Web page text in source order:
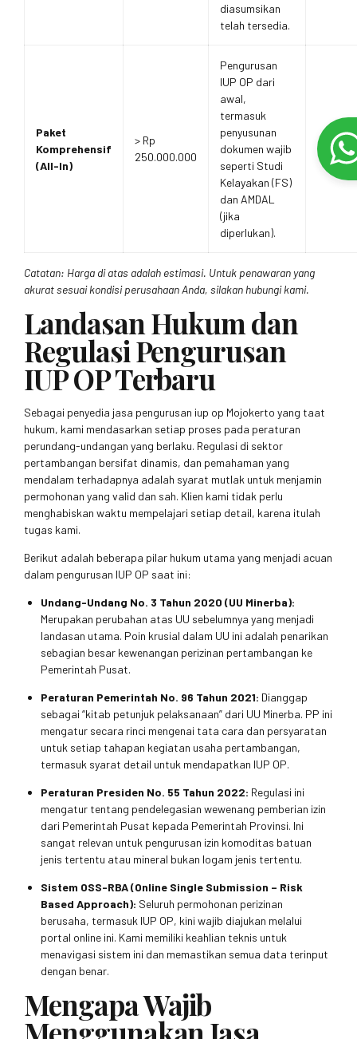
diasumsikan
telah tersedia.
Paket
Komprehensif
(All-In)
> Rp
250.000.000
Pengurusan
IUP OP dari
awal,
termasuk
penyusunan
dokumen wajib
seperti Studi
Kelayakan (FS)
dan AMDAL
(jika
diperlukan).
Catatan: Harga di atas adalah estimasi. Untuk penawaran yang
akurat sesuai kondisi perusahaan Anda, silakan hubungi kami.
Landasan Hukum dan
Regulasi Pengurusan
IUP OP Terbaru
Sebagai penyedia jasa pengurusan iup op Mojokerto yang taat
hukum, kami mendasarkan setiap proses pada peraturan
perundang-undangan yang berlaku. Regulasi di sektor
pertambangan bersifat dinamis, dan pemahaman yang
mendalam terhadapnya adalah syarat mutlak untuk menjamin
permohonan yang valid dan sah. Klien kami tidak perlu
menghabiskan waktu mempelajari setiap detail, karena itulah
tugas kami.
Berikut adalah beberapa pilar hukum utama yang menjadi acuan
dalam pengurusan IUP OP saat ini:
Undang-Undang No. 3 Tahun 2020 (UU Minerba):
Merupakan perubahan atas UU sebelumnya yang menjadi
landasan utama. Poin krusial dalam UU ini adalah penarikan
sebagian besar kewenangan perizinan pertambangan ke
Pemerintah Pusat.
Peraturan Pemerintah No. 96 Tahun 2021: Dianggap
sebagai “kitab petunjuk pelaksanaan” dari UU Minerba. PP ini
mengatur secara rinci mengenai tata cara dan persyaratan
untuk setiap tahapan kegiatan usaha pertambangan,
termasuk syarat detail untuk mendapatkan IUP OP.
Peraturan Presiden No. 55 Tahun 2022: Regulasi ini
mengatur tentang pendelegasian wewenang pemberian izin
dari Pemerintah Pusat kepada Pemerintah Provinsi. Ini
sangat relevan untuk pengurusan izin komoditas batuan
jenis tertentu atau mineral bukan logam jenis tertentu.
Sistem OSS-RBA (Online Single Submission – Risk
Based Approach): Seluruh permohonan perizinan
berusaha, termasuk IUP OP, kini wajib diajukan melalui
portal online ini. Kami memiliki keahlian teknis untuk
menavigasi sistem ini dan memastikan semua data terinput
dengan benar.
Mengapa Wajib